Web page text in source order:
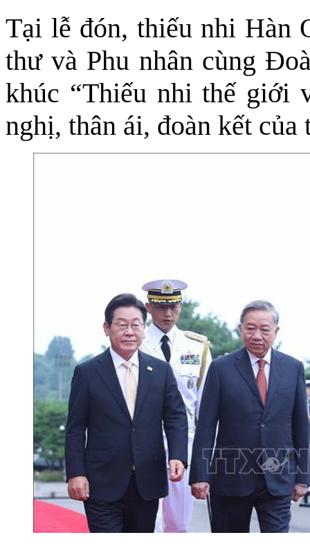
Tại lễ đón, thiếu nhi Hàn
thư và Phu nhân cùng
khúc “Thiếu nhi thế giới
nghị, thân ái, đoàn kết